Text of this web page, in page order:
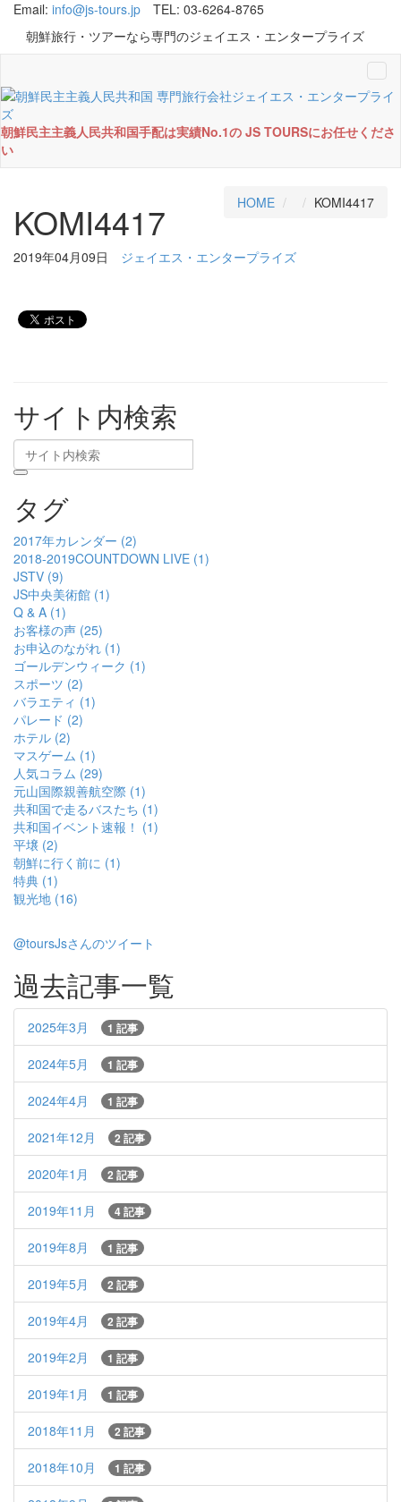
Email: info@js-tours.jp
TEL: 03-6264-8765
朝鮮旅行・ツアーなら専門のジェイエス・エンタープライズ
朝鮮民主主義人民共和国手配は実績No.1の JS TOURSにお任せくださ
い
KOMI4417 HOME KOMI4417
2019年04月09日 ジェイエス・エンタープライズ
サイト内検索
タグ
2017年カレンダー (2)
2018-2019COUNTDOWN LIVE (1)
JSTV (9)
JS中央美術館 (1)
Q & A (1)
お客様の声 (25)
お申込のながれ (1)
ゴールデンウィーク (1)
スポーツ (2)
バラエティ (1)
パレード (2)
ホテル (2)
マスゲーム (1)
人気コラム (29)
元山国際親善航空際 (1)
共和国で走るバスたち (1)
共和国イベント速報！ (1)
平壌 (2)
朝鮮に行く前に (1)
特典 (1)
観光地 (16)
@toursJsさんのツイート
過去記事一覧
2025年3月 1 記事
2024年5月 1 記事
2024年4月 1 記事
2021年12月 2 記事
2020年1月 2 記事
2019年11月 4 記事
2019年8月 1 記事
2019年5月 2 記事
2019年4月 2 記事
2019年2月 1 記事
2019年1月 1 記事
2018年11月 2 記事
2018年10月 1 記事